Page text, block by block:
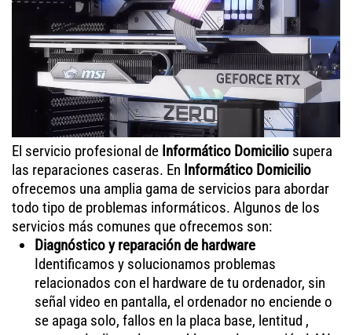
El servicio profesional de Informático Domicilio supera
las reparaciones caseras. En Informático Domicilio
ofrecemos una amplia gama de servicios para abordar
todo tipo de problemas informáticos. Algunos de los
servicios más comunes que ofrecemos son:
Diagnóstico y reparación de hardware
Identificamos y solucionamos problemas
relacionados con el hardware de tu ordenador, sin
señal video en pantalla, el ordenador no enciende o
se apaga solo, fallos en la placa base, lentitud ,